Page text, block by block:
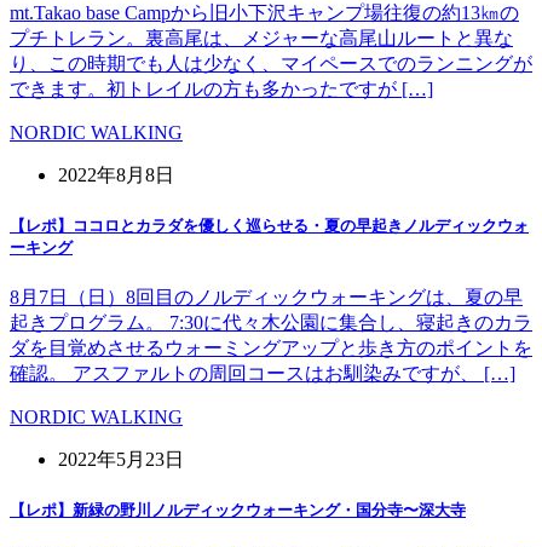
mt.Takao base Campから旧小下沢キャンプ場往復の約13㎞の
プチトレラン。裏高尾は、メジャーな高尾山ルートと異な
り、この時期でも人は少なく、マイペースでのランニングが
できます。初トレイルの方も多かったですが […]
NORDIC WALKING
2022年8月8日
【レポ】ココロとカラダを優しく巡らせる・夏の早起きノルディックウォ
ーキング
8月7日（日）8回目のノルディックウォーキングは、夏の早
起きプログラム。 7:30に代々木公園に集合し、寝起きのカラ
ダを目覚めさせるウォーミングアップと歩き方のポイントを
確認。 アスファルトの周回コースはお馴染みですが、 […]
NORDIC WALKING
2022年5月23日
【レポ】新緑の野川ノルディックウォーキング・国分寺〜深大寺